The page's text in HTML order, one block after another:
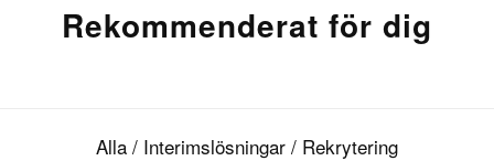
Rekommenderat för dig
Alla / Interimslösningar / Rekrytering